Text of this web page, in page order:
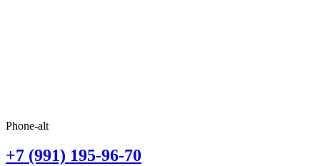
Phone-alt
+7 (991) 195-96-70